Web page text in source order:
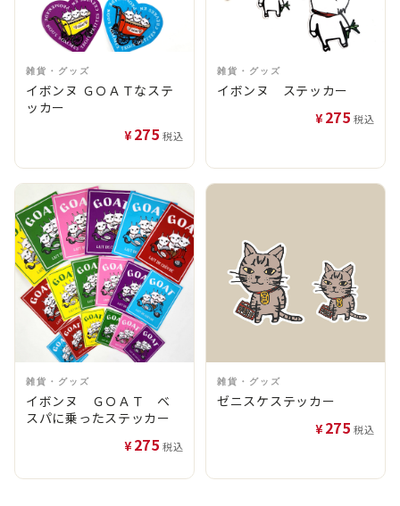
雑貨・グッズ
イボンヌ ＧＯＡＴなステ
ッカー
¥275 税込
雑貨・グッズ
イボンヌ ステッカー
¥275 税込
雑貨・グッズ
イボンヌ ＧＯＡＴ ベ
スパに乗ったステッカー
¥275 税込
雑貨・グッズ
ゼニスケステッカー
¥275 税込